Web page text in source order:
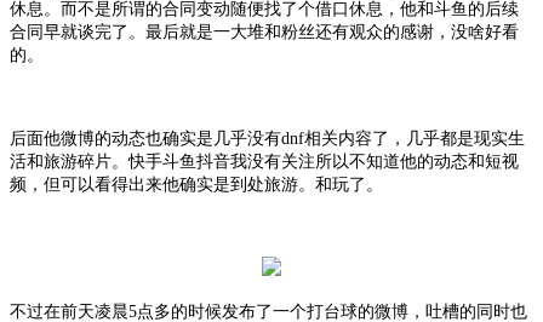
休息。而不是所谓的合同变动随便找了个借口休息，他和斗鱼的后续
合同早就谈完了。最后就是一大堆和粉丝还有观众的感谢，没啥好看
的。
后面他微博的动态也确实是几乎没有dnf相关内容了，几乎都是现实生
活和旅游碎片。快手斗鱼抖音我没有关注所以不知道他的动态和短视
频，但可以看得出来他确实是到处旅游。和玩了。
不过在前天凌晨5点多的时候发布了一个打台球的微博，吐槽的同时也